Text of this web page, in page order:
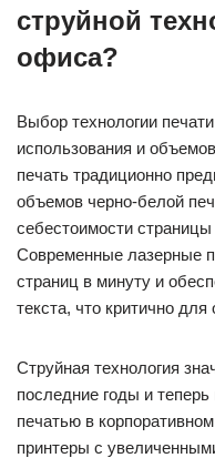
струйной
офиса?
Выбор технологии
использования и
печать традиционно
объемов черно-белой
себестоимости
Современные лазерные
страниц в минуту и
текста, что критично
Струйная технология
последние годы и
печатью в
принтеры с